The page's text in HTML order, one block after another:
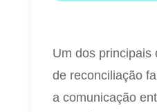
Um dos principais
de reconciliação
a comunicação